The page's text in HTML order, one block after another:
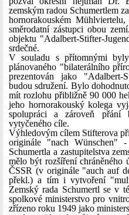
zemským radou Schumertlem
hornorakouském
směrodatní zástupci obou
objektu "Adalbert-Stifter-
srdečné.
V souladu s přítomnými byly
plánovaného "bilaterálního
prezentován jako "Adalbert-
budou sdružení. Bylo
mít rozlohu přibližně 90 000
jeho hornorakouský kolega
spolupráci a zároveň přání
vytyčeného cíle.
Výhledovým cílem Stifterova
originále "nach Wünschen"
Schumertla a zastupitelstva
mělo být rozšíření chráněného
ČSSR (v originále "auch auf
překl.) a tím i vytvoření
Zemský rada Schumertl se v
spolkové ministerstvo pro
zřízeno roku 1949 jako